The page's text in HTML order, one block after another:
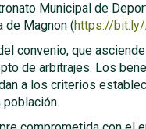
Municipal de
de Magnon (https://bit.ly/
convenio, que
de arbitrajes. Los
a los criterios